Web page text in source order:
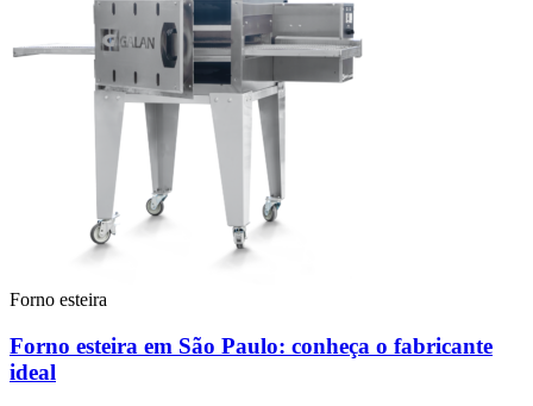
Forno esteira
Forno esteira em São Paulo: conheça o fabricante
ideal